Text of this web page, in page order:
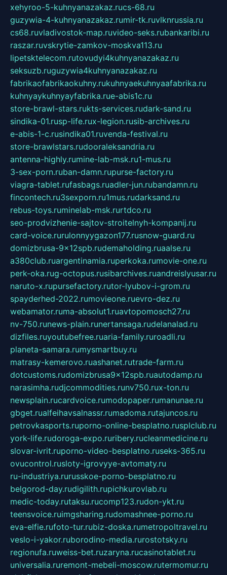
xehyroo-5-kuhnyanazakaz.rucs-68.ru
guzywia-4-kuhnyanazakaz.rumir-tk.ruvlknrussia.ru
cs68.ruvladivostok-map.ruvideo-seks.rubankaribi.ru
raszar.ruvskrytie-zamkov-moskva113.ru
lipetsktelecom.rutovudyi4kuhnyanazakaz.ru
seksuzb.ruguzywia4kuhnyanazakaz.ru
fabrikaofabrikaokuhny.rukuhnyaekuhnyaafabrika.ru
kuhnyaykuhnyayfabrika.rue-abis1c.ru
store-brawl-stars.rukts-services.rudark-sand.ru
sindika-01.rusp-life.rux-legion.rusib-archives.ru
e-abis-1-c.rusindika01.ruvenda-festival.ru
store-brawlstars.rudooraleksandria.ru
antenna-highly.rumine-lab-msk.ru1-mus.ru
3-sex-porn.ruban-damn.rupurse-factory.ru
viagra-tablet.rufasbags.ruadler-jun.rubandamn.ru
fincontech.ru3sexporn.ru1mus.rudarksand.ru
rebus-toys.ruminelab-msk.rurtdco.ru
seo-prodvizhenie-sajtov-stroitelnyh-kompanij.ru
card-voice.rurulonnyygazon177.rusnow-guard.ru
domizbrusa-9x12spb.rudemaholding.ruaalse.ru
a380club.ruargentinamia.ruperkoka.rumovie-one.ru
perk-oka.rug-octopus.rusibarchives.ruandreislyusar.ru
naruto-x.rupursefactory.rutor-lyubov-i-grom.ru
spayderhed-2022.rumovieone.ruevro-dez.ru
webamator.ruma-absolut1.ruavtopomosch27.ru
nv-750.runews-plain.runertansaga.rudelanalad.ru
dizfiles.ruyoutubefree.ruaria-family.ruroadli.ru
planeta-samara.rumysmartbuy.ru
matrasy-kemerovo.ruashanet.rutrade-farm.ru
dotcustoms.rudomizbrusa9x12spb.ruautodamp.ru
narasimha.rudjcommodities.runv750.rux-ton.ru
newsplain.rucardvoice.rumodopaper.rumanunae.ru
gbget.rualfeihavsalnassr.rumadoma.rutajuncos.ru
petrovkasports.ruporno-online-besplatno.rusplclub.ru
york-life.rudoroga-expo.ruribery.rucleanmedicine.ru
slovar-ivrit.ruporno-video-besplatno.ruseks-365.ru
ovucontrol.rusloty-igrovyye-avtomaty.ru
ru-industriya.rurusskoe-porno-besplatno.ru
belgorod-day.rudigilith.rupichkurovlab.ru
medic-today.rutaksu.rucomp123.rudon-ykt.ru
teensvoice.ruimgsharing.rudomashnee-porno.ru
eva-elfie.rufoto-tur.rubiz-doska.rumetropoltravel.ru
veslo-i-yakor.ruborodino-media.rurostotsky.ru
regionufa.ruweiss-bet.ruzaryna.rucasinotablet.ru
universalia.ruremont-mebeli-moscow.rutermomur.ru